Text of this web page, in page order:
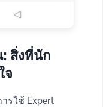
: สิ่งที่นัก
จ
รใช้ Expert